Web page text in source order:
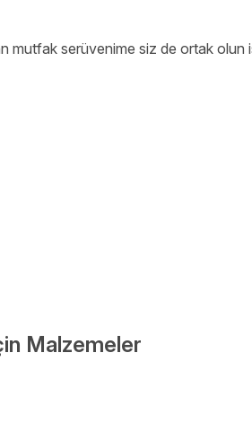
mutfak serüvenime siz de ortak olun
Malzemeler